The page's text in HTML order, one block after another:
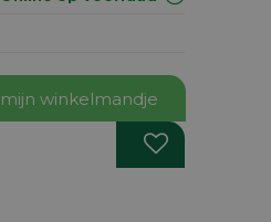
mijn winkelmandje